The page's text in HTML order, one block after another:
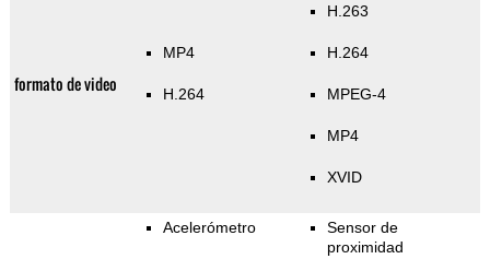
formato de video
MP4
H.264
H.263
H.264
MPEG-4
MP4
XVID
Acelerómetro
Sensor de
proximidad